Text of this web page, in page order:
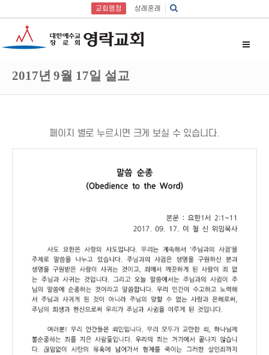
교회행정 상례혼례
2017년 9월 17일 설교
페이지 별로 누르시면 크게 보실 수 있습니다.